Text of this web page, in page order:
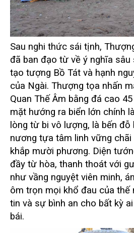
Sau nghi thức sái tịnh,
đã ban đạo từ về ý nghĩa
tạo tượng Bồ Tát và hạnh
của Ngài. Thượng tọa nhấn
Quan Thế Âm bằng đá cao
mặt hướng ra biển lớn chính
lòng từ bi vô lượng, là bến đỗ
nương tựa tâm linh vững
khắp mười phương. Diện
đầy từ hòa, thanh thoát với
như vầng nguyệt viên minh,
ôm trọn mọi khổ đau của thế
tin và sự bình an cho bất kỳ
bái.